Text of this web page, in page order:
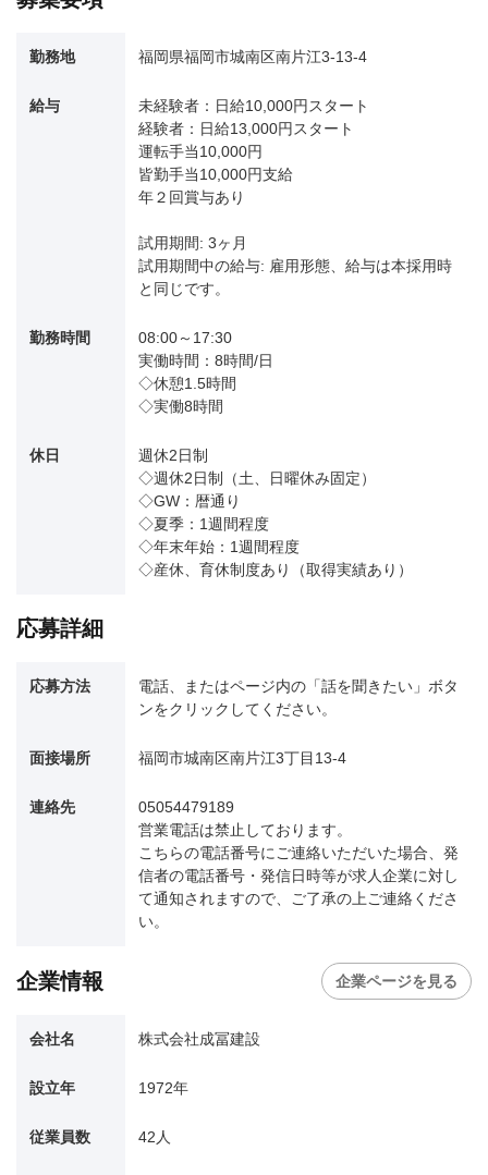
勤務地 福岡県福岡市城南区南片江3-13-4
給与
未経験者：日給10,000円スタート
経験者：日給13,000円スタート
運転手当10,000円
皆勤手当10,000円支給
年２回賞与あり
試用期間: 3ヶ月
試用期間中の給与: 雇用形態、給与は本採用時
と同じです。
勤務時間
08:00～17:30
実働時間：8時間/日
◇休憩1.5時間
◇実働8時間
休日
週休2日制
◇週休2日制（土、日曜休み固定）
◇GW：暦通り
◇夏季：1週間程度
◇年末年始：1週間程度
◇産休、育休制度あり（取得実績あり）
応募詳細
応募方法
電話、またはページ内の「話を聞きたい」ボタ
ンをクリックしてください。
面接場所 福岡市城南区南片江3丁目13-4
連絡先
05054479189
営業電話は禁止しております。
こちらの電話番号にご連絡いただいた場合、発
信者の電話番号・発信日時等が求人企業に対し
て通知されますので、ご了承の上ご連絡くださ
い。
企業情報 企業ページを見る
会社名 株式会社成冨建設
設立年 1972年
従業員数 42人